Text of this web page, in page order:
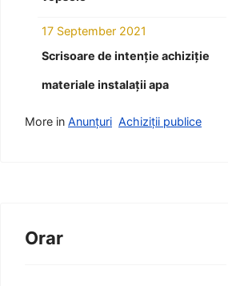
17 September 2021
Scrisoare de intenție achiziție
materiale instalații apa
More in Anunțuri Achiziții publice
Orar